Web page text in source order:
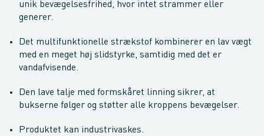
unik bevægelsesfrihed, hvor intet strammer eller
generer.
Det multifunktionelle strækstof kombinerer en lav vægt
med en meget høj slidstyrke, samtidig med det er
vandafvisende.
Den lave talje med formskåret linning sikrer, at
bukserne følger og støtter alle kroppens bevægelser.
Produktet kan industrivaskes.